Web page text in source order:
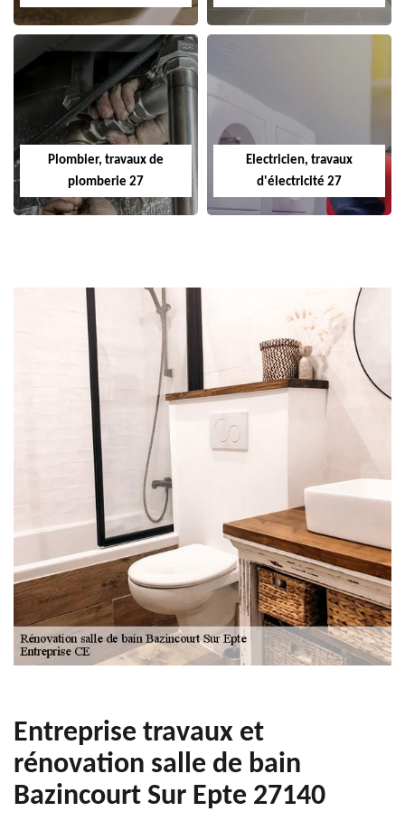
Plombier, travaux de
plomberie 27
Electricien, travaux
d'électricité 27
Entreprise travaux et
rénovation salle de bain
Bazincourt Sur Epte 27140